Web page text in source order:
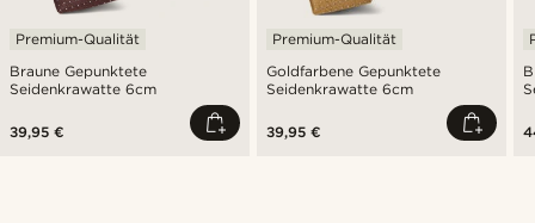
Braune Gepunktete
Seidenkrawatte 6cm
Premium-Qualität
39,95 €
Goldfarbene Gepunktete
Seidenkrawatte 6cm
Premium-Qualität
39,95 €